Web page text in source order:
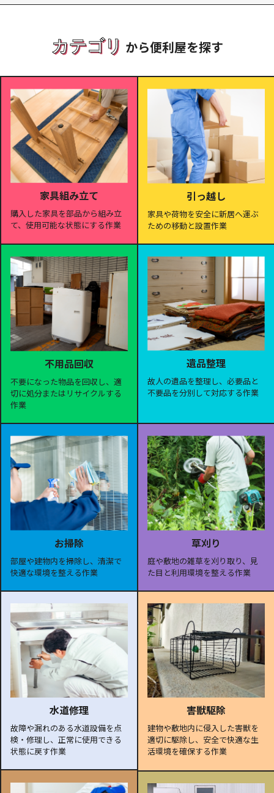
カテゴリ から便利屋を探す
家具組み立て
購入した家具を部品から組み立
て、使用可能な状態にする作業
引っ越し
家具や荷物を安全に新居へ運ぶ
ための移動と設置作業
不用品回収
不要になった物品を回収し、適
切に処分またはリサイクルする
作業
遺品整理
故人の遺品を整理し、必要品と
不要品を分別して対応する作業
お掃除
部屋や建物内を掃除し、清潔で
快適な環境を整える作業
草刈り
庭や敷地の雑草を刈り取り、見
た目と利用環境を整える作業
水道修理
故障や漏れのある水道設備を点
検・修理し、正常に使用できる
状態に戻す作業
害獣駆除
建物や敷地内に侵入した害獣を
適切に駆除し、安全で快適な生
活環境を確保する作業